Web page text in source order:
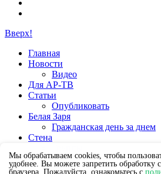
Вверх!
Главная
Новости
Видео
Для АР-ТВ
Статьи
Опубликовать
Белая Заря
Гражданская день за днем
Стена
Мы обрабатываем cookies, чтобы
удобнее. Вы можете запретить обработку
браузера. Пожалуйста, ознакомьтесь с